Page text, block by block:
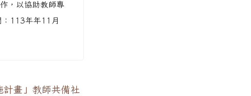
，以協助教師專
113年年11月
畫」教師共備社